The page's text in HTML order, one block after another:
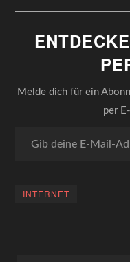
Melde dich für ein
per
INTERNET